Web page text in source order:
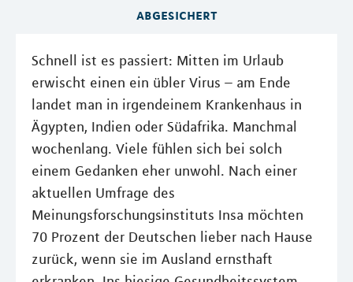
abgesichert
Schnell ist es passiert: Mitten im Urlaub
erwischt einen ein übler Virus – am Ende
landet man in irgendeinem Krankenhaus in
Ägypten, Indien oder Südafrika. Manchmal
wochenlang. Viele fühlen sich bei solch
einem Gedanken eher unwohl. Nach einer
aktuellen Umfrage des
Meinungsforschungsinstituts Insa möchten
70 Prozent der Deutschen lieber nach Hause
zurück, wenn sie im Ausland ernsthaft